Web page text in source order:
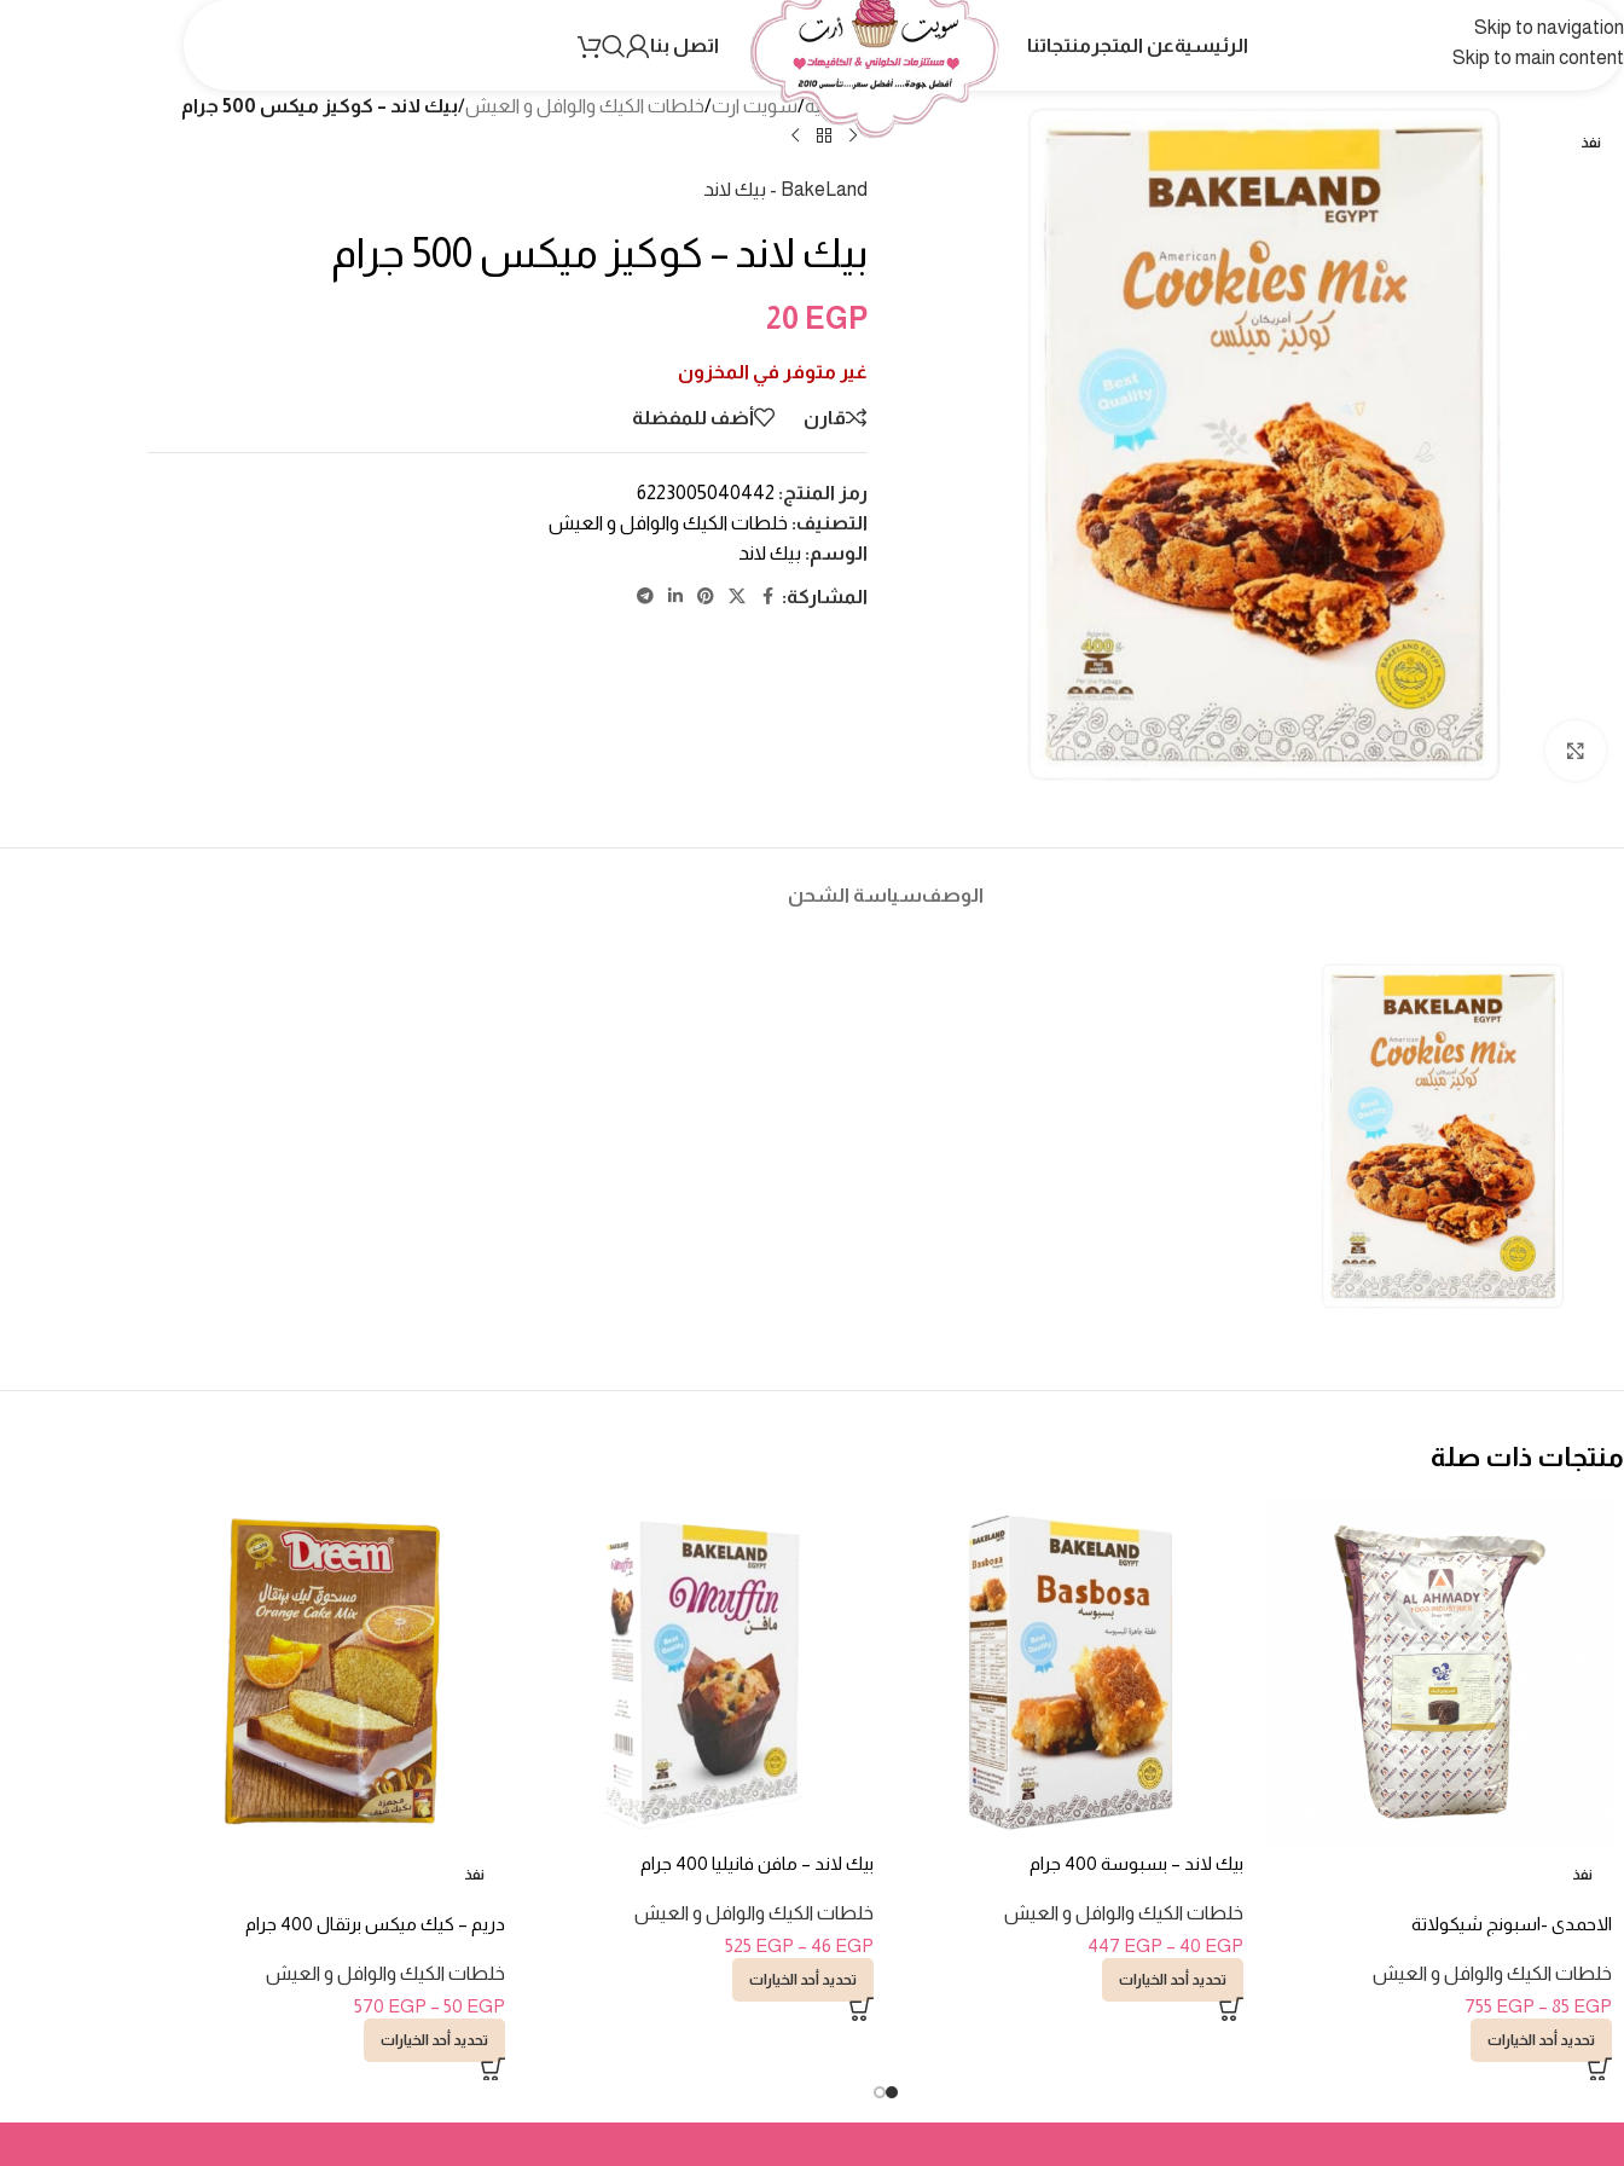
Skip to navigation
Skip to main content
الرئيسيةعن المتجر منتجاتنا اتصل بنا
نفذ
انقر للتكبير
الرئيسية/سويت ارت/خلطات الكيك والوافل و العيش/بيك لاند – كوكيز ميكس 500 جرام
BakeLand - بيك لاند
بيك لاند – كوكيز ميكس 500 جرام
20 EGP
غير متوفر في المخزون
قارن أضف للمفضلة
رمز المنتج: 6223005040442
التصنيف: خلطات الكيك والوافل و العيش
الوسم: بيك لاند
المشاركة:
الوصفسياسة الشحن
منتجات ذات صلة
نفذ
الاحمدى -اسبونج شيكولاتة
خلطات الكيك والوافل و العيش
85 EGP
–
755 EGP
تحديد أحد الخيارات
بيك لاند – بسبوسة 400 جرام
خلطات الكيك والوافل و العيش
40 EGP
–
447 EGP
تحديد أحد الخيارات
بيك لاند – مافن فانيليا 400 جرام
خلطات الكيك والوافل و العيش
46 EGP
–
525 EGP
تحديد أحد الخيارات
نفذ
دريم – كيك ميكس برتقال 400 جرام
خلطات الكيك والوافل و العيش
50 EGP
–
570 EGP
تحديد أحد الخيارات